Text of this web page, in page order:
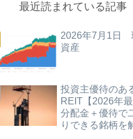
最近読まれている記事
2026年7月1日
資産
投資主優待のあ
REIT【2026年最
分配金＋優待で
りできる銘柄を